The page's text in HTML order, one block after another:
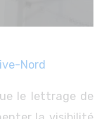
Nord
le lettrage de